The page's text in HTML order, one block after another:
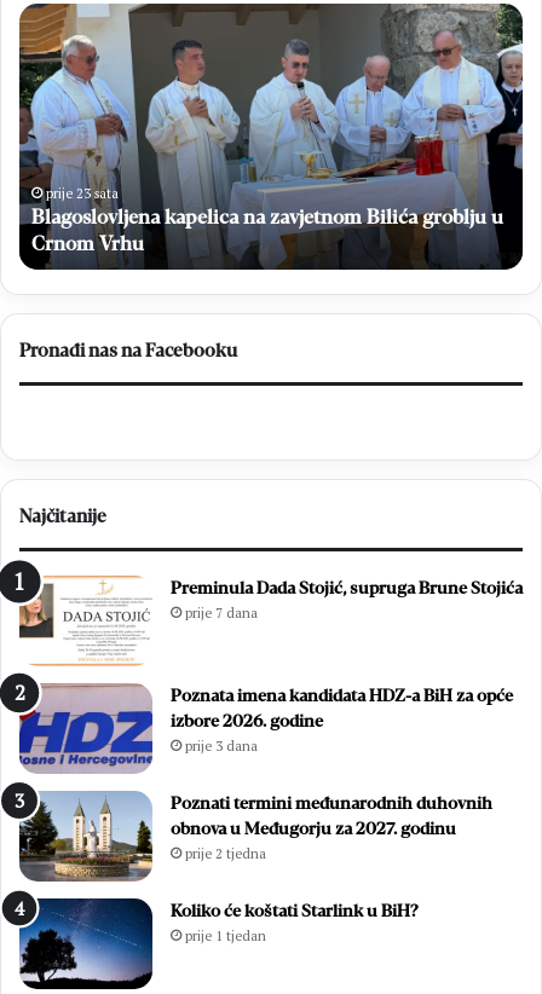
Blagoslovljena
kapelica
na
zavjetnom
Bilića
groblju
u
Crnom
Vrhu
prije 23 sata
Blagoslovljena kapelica na zavjetnom Bilića groblju u
Crnom Vrhu
Pronađi nas na Facebooku
Najčitanije
Preminula Dada Stojić, supruga Brune Stojića
prije 7 dana
Poznata imena kandidata HDZ-a BiH za opće
izbore 2026. godine
prije 3 dana
Poznati termini međunarodnih duhovnih
obnova u Međugorju za 2027. godinu
prije 2 tjedna
Koliko će koštati Starlink u BiH?
prije 1 tjedan